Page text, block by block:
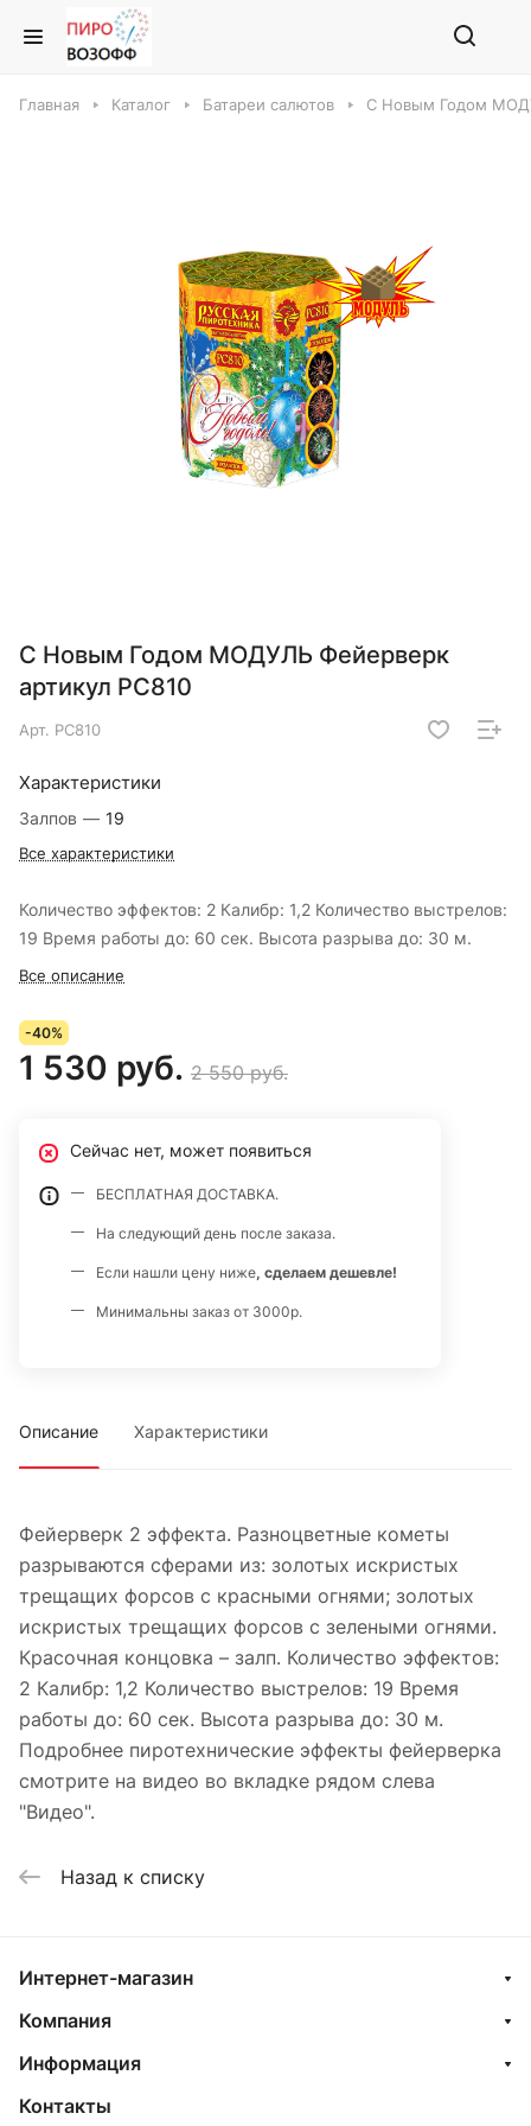
Главная Каталог Батареи салютов С Новым Годом
С Новым Годом МОДУЛЬ Фейерверк
артикул РС810
Арт. РС810
Характеристики
Залпов — 19
Все характеристики
Количество эффектов: 2 Калибр: 1,2 Количество выстрелов:
19 Время работы до: 60 сек. Высота разрыва до: 30 м.
Все описание
-40%
1 530 руб. 2 550 руб.
Сейчас нет, может появиться
БЕСПЛАТНАЯ ДОСТАВКА.
На следующий день после заказа.
Если нашли цену ниже, сделаем дешевле!
Минимальны заказ от 3000р.
Описание Характеристики
Фейерверк 2 эффекта. Разноцветные кометы
разрываются сферами из: золотых искристых
трещащих форсов с красными огнями; золотых
искристых трещащих форсов с зелеными огнями.
Красочная концовка – залп. Количество эффектов:
2 Калибр: 1,2 Количество выстрелов: 19 Время
работы до: 60 сек. Высота разрыва до: 30 м.
Подробнее пиротехнические эффекты фейерверка
смотрите на видео во вкладке рядом слева
"Видео".
Назад к списку
Интернет-магазин
Компания
Информация
Контакты